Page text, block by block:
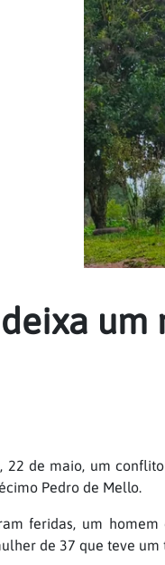
um
22 de maio, um
Pedro de Mello.
feridas, um
de 37 que teve